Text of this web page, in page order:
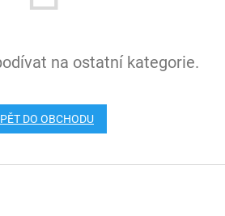
na ostatní kategorie.
DO OBCHODU